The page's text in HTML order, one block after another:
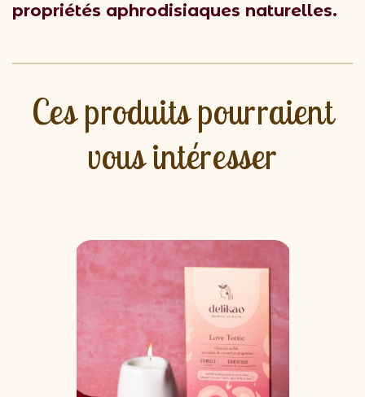
propriétés aphrodisiaques naturelles.
Ces produits pourraient
vous intéresser